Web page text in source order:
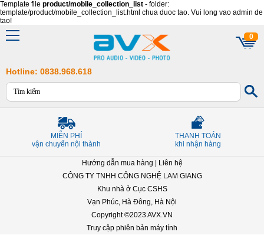
Template file product/mobile_collection_list - folder:
template/product/mobile_collection_list.html chua duoc tao. Vui long vao admin de
tao!
0
Hotline: 0838.968.618
MIỄN PHÍ
vận chuyển nội thành
THANH TOÁN
khi nhận hàng
Hướng dẫn mua hàng
Liên hệ
CÔNG TY TNHH CÔNG NGHỆ LAM GIANG
Khu nhà ở Cục CSHS
Vạn Phúc, Hà Đông, Hà Nội
Copyright ©2023 AVX.VN
Truy cập phiên bản máy tính